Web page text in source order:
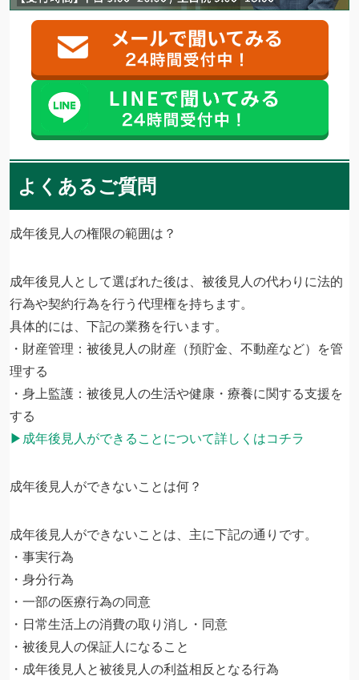
よくあるご質問
成年後見人の権限の範囲は？
成年後見人として選ばれた後は、被後見人の代わりに法的
行為や契約行為を行う代理権を持ちます。
具体的には、下記の業務を行います。
・財産管理：被後見人の財産（預貯金、不動産など）を管
理する
・身上監護：被後見人の生活や健康・療養に関する支援を
する
▶成年後見人ができることについて詳しくはコチラ
成年後見人ができないことは何？
成年後見人ができないことは、主に下記の通りです。
・事実行為
・身分行為
・一部の医療行為の同意
・日常生活上の消費の取り消し・同意
・被後見人の保証人になること
・成年後見人と被後見人の利益相反となる行為